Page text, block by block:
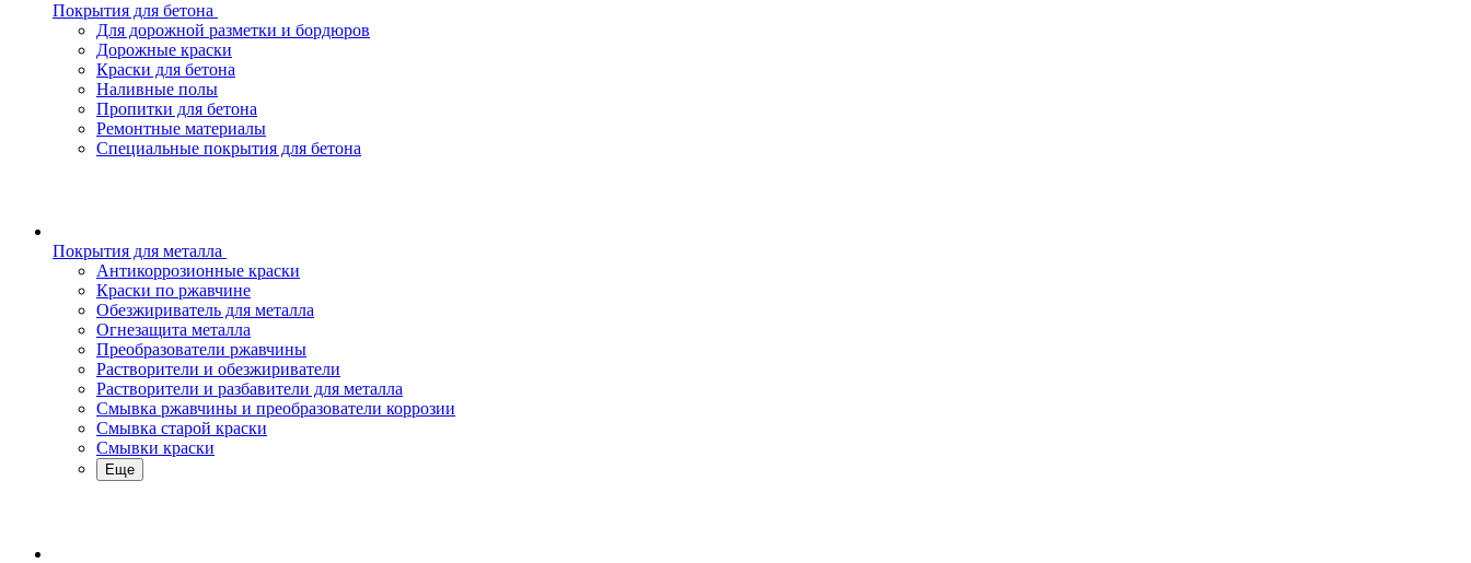
Покрытия для бетона
Для дорожной разметки и бордюров
Дорожные краски
Краски для бетона
Наливные полы
Пропитки для бетона
Ремонтные материалы
Специальные покрытия для бетона
Покрытия для металла
Антикоррозионные краски
Краски по ржавчине
Обезжириватель для металла
Огнезащита металла
Преобразователи ржавчины
Растворители и обезжириватели
Растворители и разбавители для металла
Смывка ржавчины и преобразователи коррозии
Смывка старой краски
Смывки краски
Еще